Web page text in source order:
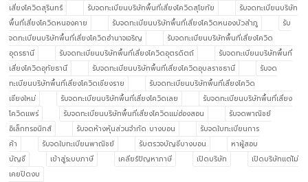
เสี่ยงโควิดสุรินทร์
รับจดทะเบียนบริษัทพื้นที่เสี่ยงโควิดสุโขทัย
รับจดทะเบียนบริษัท
พื้นที่เสี่ยงโควิดหนองคาย
รับจดทะเบียนบริษัทพื้นที่เสี่ยงโควิดหนองบัวลำภู
รับ
จดทะเบียนบริษัทพื้นที่เสี่ยงโควิดอำนาจเจริญ
รับจดทะเบียนบริษัทพื้นที่เสี่ยงโควิด
อุดรธานี
รับจดทะเบียนบริษัทพื้นที่เสี่ยงโควิดอุตรดิตถ์
รับจดทะเบียนบริษัทพื้นที่
เสี่ยงโควิดอุทัยธานี
รับจดทะเบียนบริษัทพื้นที่เสี่ยงโควิดอุบลราชธานี
รับจด
ทะเบียนบริษัทพื้นที่เสี่ยงโควิดเชียงราย
รับจดทะเบียนบริษัทพื้นที่เสี่ยงโควิด
เชียงใหม่
รับจดทะเบียนบริษัทพื้นที่เสี่ยงโควิดเลย
รับจดทะเบียนบริษัทพื้นที่เสี่ยง
โควิดแพร่
รับจดทะเบียนบริษัทพื้นที่เสี่ยงโควิดแม่ฮ่องสอน
รับจดพาณิชย์
อิเล็กทรอนิกส์
รับจดห้างหุ้นส่วนจำกัด บางบอน
รับจดใบทะเบียนการ
ค้า
รับจดใบทะเบียนพาณิชย์ รับตรวจบัญชีบางบอน
หาผู้สอบ
บัญชี
เข้าสู่ระบบภาษี เคลียร์ปัญหาภาษี เปิดบริษัท
เปิดบริษัทแต่ไม่
เคยปิดงบ